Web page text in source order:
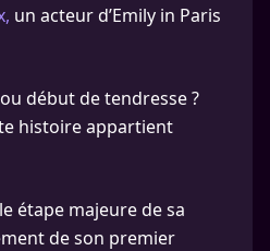
un acteur d’Emily in Paris
début de tendresse ?
histoire appartient
étape majeure de sa
de son premier